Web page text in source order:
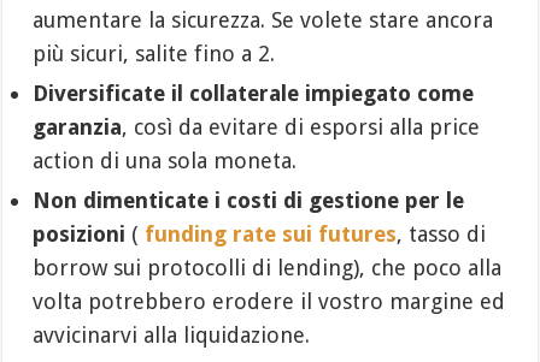
aumentare la sicurezza. Se volete stare ancora
più sicuri, salite fino a 2.
Diversificate il collaterale impiegato come
garanzia, così da evitare di esporsi alla price
action di una sola moneta.
Non dimenticate i costi di gestione per le
posizioni ( funding rate sui futures, tasso di
borrow sui protocolli di lending), che poco alla
volta potrebbero erodere il vostro margine ed
avvicinarvi alla liquidazione.